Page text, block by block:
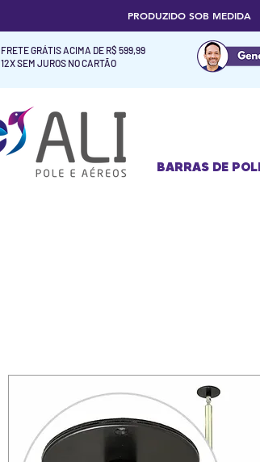
PRODUZIDO SOB
FRETE GRÁTIS ACIMA DE R$ 599,99
12X SEM JUROS NO CARTÃO
BARRAS DE